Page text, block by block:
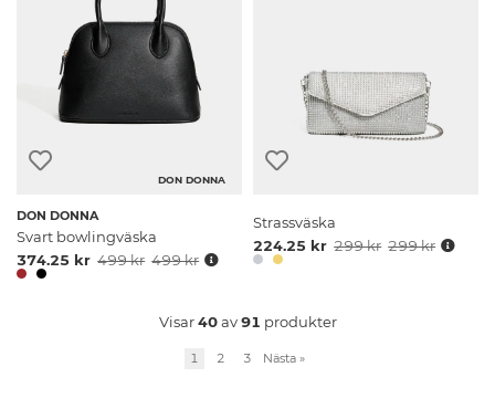
DON DONNA
DON DONNA
Svart bowlingväska
374.25 kr 499 kr 499 kr
Strassväska
224.25 kr 299 kr 299 kr
Visar40av91 produkter
1 2 3 Nästa »